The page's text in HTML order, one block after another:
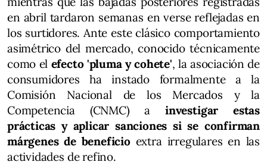
en abril tardaron semanas en verse reflejadas en
los surtidores. Ante este clásico comportamiento
asimétrico del mercado, conocido técnicamente
como el efecto 'pluma y cohete', la asociación de
consumidores ha instado formalmente a la
Comisión Nacional de los Mercados y la
Competencia (CNMC) ainvestigar estas
prácticas y aplicar sanciones si se confirman
márgenes de beneficioextra irregulares en las
actividades de refino.